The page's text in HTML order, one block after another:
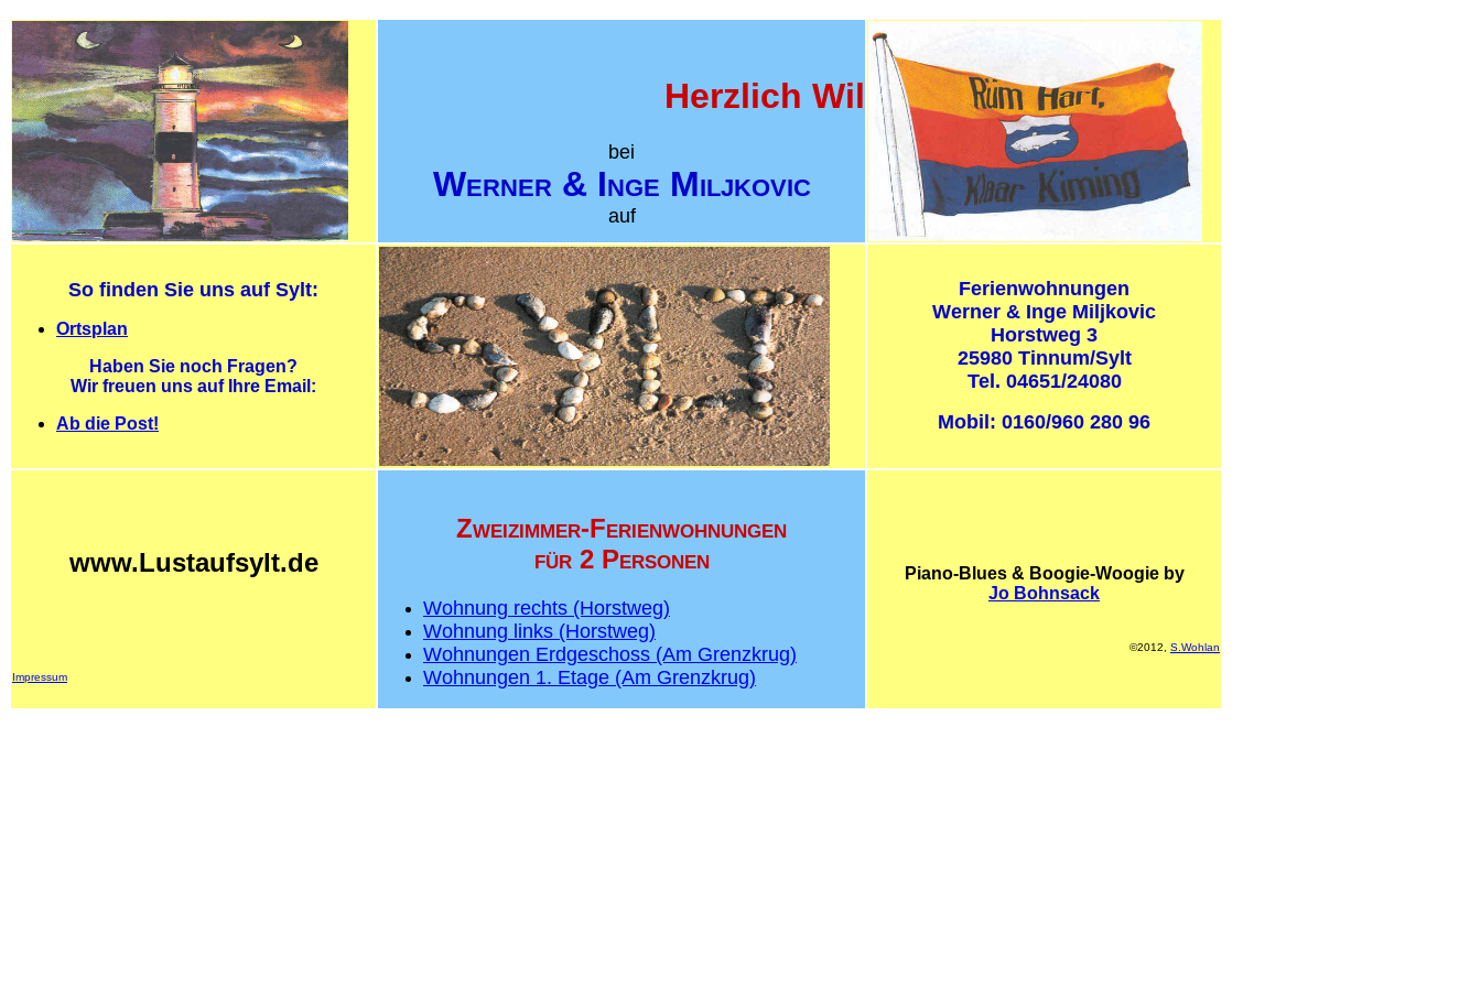
Herzlich Willkommen ...
bei
Werner & Inge Miljkovic
auf
So finden Sie uns auf Sylt:
Ortsplan
Haben Sie noch Fragen?
Wir freuen uns auf Ihre Email:
Ab die Post!
Ferienwohnungen
Werner & Inge Miljkovic
Horstweg 3
25980 Tinnum/Sylt
Tel. 04651/24080
Mobil: 0160/960 280 96
www.Lustaufsylt.de
Impressum
Zweizimmer-Ferienwohnungen
für 2 Personen
Wohnung rechts (Horstweg)
Wohnung links (Horstweg)
Wohnungen Erdgeschoss (Am Grenzkrug)
Wohnungen 1. Etage (Am Grenzkrug)
Piano-Blues & Boogie-Woogie by
Jo Bohnsack
©2012, S.Wohlan